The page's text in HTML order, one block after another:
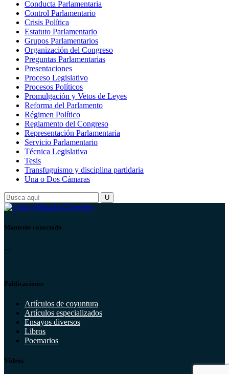
Conducta Parlamentaria
Control Parlamentario
Crisis Política
Estatuto Parlamentario
Grupos Parlamentarios
Organización del Congreso
Preguntas Parlamentarias
Presentaciones
Proceso Legislativo
Procesos Políticos
Promulgación y Vetos de Leyes
Reforma del Parlamento
Régimen Político
Reglamento del Congreso
Representación Parlamentaria
Servicio Parlamentario
Técnica Legislativa
Tesis
Transfuguismo y disciplina partidaria
Una o Dos Cámaras
Mantente conectado
...
Publicaciones
Artículos de coyuntura
Artículos especializados
Ensayos diversos
Libros
Poemarios
Vídeos